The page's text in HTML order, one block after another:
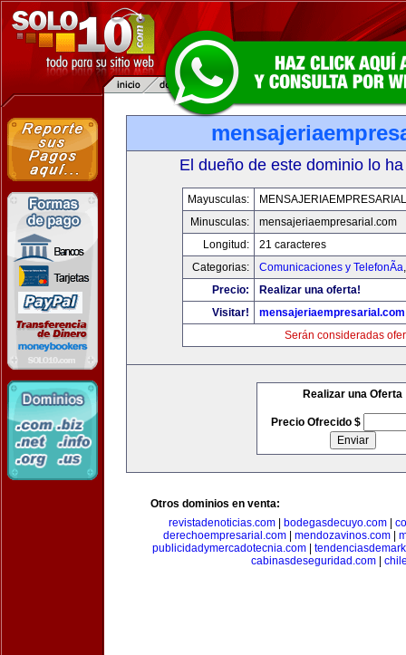
El dueño de este dominio lo
Mayusculas:
Minusculas:
mensajeriaempresarial.com
Longitud:
21 caracteres
Categorias:
Comunicaciones y TelefonÃ­a
Precio:
Realizar una oferta!
Visitar!
mensajeriaempresarial.com
Serán consideradas
Realizar una Oferta
Precio Ofrecido $
Otros dominios en venta:
revistadenoticias.com
bodegasdecuyo.com
derechoempresarial.com
mendozavinos.com
publicidadymercadotecnia.com|
cabinasdeseguridad.com